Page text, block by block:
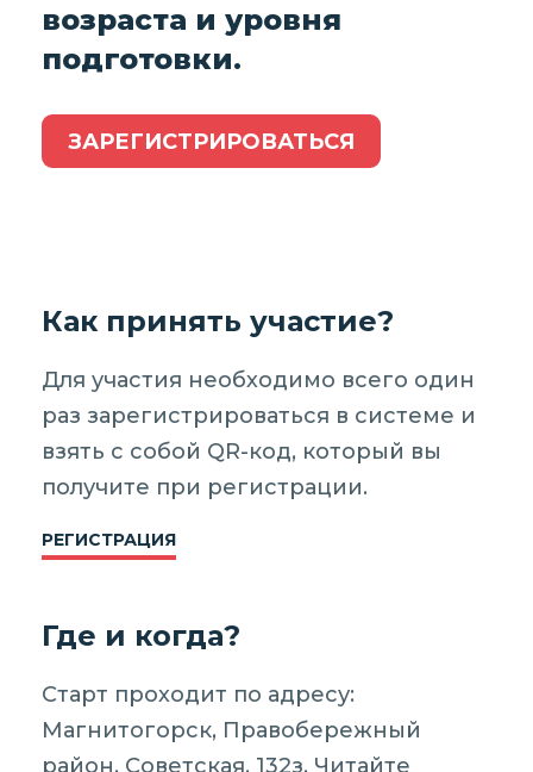
возраста и уровня
подготовки.
ЗАРЕГИСТРИРОВАТЬСЯ
Как принять участие?
Для участия необходимо всего один
раз зарегистрироваться в системе и
взять с собой QR-код, который вы
получите при регистрации.
РЕГИСТРАЦИЯ
Где и когда?
Старт проходит по адресу:
Магнитогорск, Правобережный
район, Советская, 132з. Читайте